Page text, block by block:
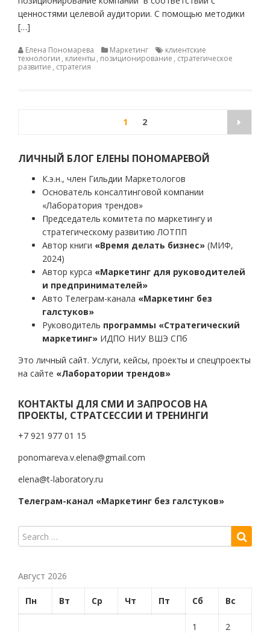
ценностями целевой аудитории. С помощью методики
[…]
Елена Пономарева Маркетинг
клиентские
технологии , клиенты , позиционирование , стратегическое
развитие , стратегия
1 2
ЛИЧНЫЙ БЛОГ ЕЛЕНЫ ПОНОМАРЕВОЙ
К.э.н., член Гильдии Маркетологов
Основатель консалтинговой компании
«Лаборатория трендов»
Председатель комитета по маркетингу и
стратегическому развитию ЛОТПП
Автор книги «Время делать бизнес» (МИФ,
2024)
Автор курса «Маркетинг для руководителей
и предпринимателей»
Авто Телеграм-канала «Маркетинг без
галстуков»
Руководитель программы «Стратегический
маркетинг» ИДПО НИУ ВШЭ СПб
Это личный сайт. Услуги, кейсы, проекты и спецпроекты
на сайте «Лаборатории трендов»
КОНТАКТЫ ДЛЯ СМИ И ЗАПРОСОВ НА
ПРОЕКТЫ, СТРАТСЕССИИ И ТРЕНИНГИ
+7 921 977 01 15
ponomareva.v.elena@gmail.com
elena@t-laboratory.ru
Телеграм-канал «Маркетинг без галстуков»
Август 2026
Пн Вт Ср Чт Пт Сб Вс
1 2